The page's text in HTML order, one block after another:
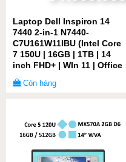
Laptop Dell Inspiron 14
7440 2-in-1 N7440-
C7U161W11IBU (Intel Core
7 150U | 16GB | 1TB | 14
inch FHD+ | WIn 11 | Office
Còn hàng